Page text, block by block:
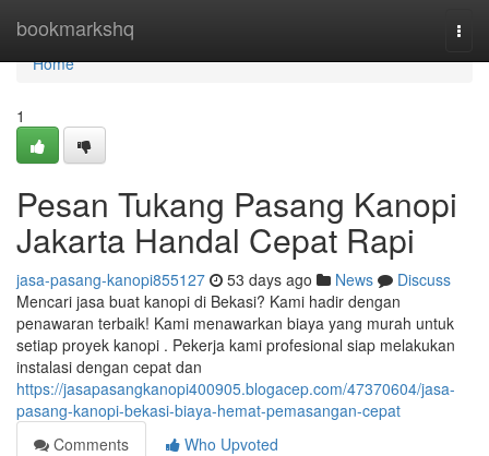
bookmarkshq
Home
Home
1
Pesan Tukang Pasang Kanopi
Jakarta Handal Cepat Rapi
jasa-pasang-kanopi855127 53 days ago News
Discuss
Mencari jasa buat kanopi di Bekasi? Kami hadir dengan
penawaran terbaik! Kami menawarkan biaya yang murah untuk
setiap proyek kanopi . Pekerja kami profesional siap melakukan
instalasi dengan cepat dan
https://jasapasangkanopi400905.blogacep.com/47370604/jasa-
pasang-kanopi-bekasi-biaya-hemat-pemasangan-cepat
Comments
Who Upvoted